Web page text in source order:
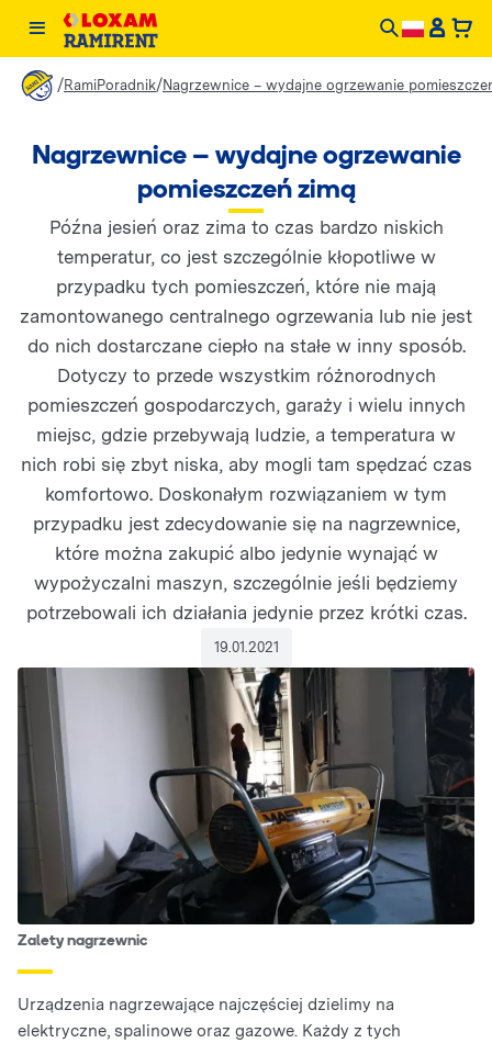
/RamiPoradnik/Nagrzewnice – wydajne ogrzewanie
Nagrzewnice – wydajne ogrzewanie
pomieszczeń zimą
Późna jesień oraz zima to czas bardzo niskich
temperatur, co jest szczególnie kłopotliwe w
przypadku tych pomieszczeń, które nie mają
zamontowanego centralnego ogrzewania lub nie jest
do nich dostarczane ciepło na stałe w inny sposób.
Dotyczy to przede wszystkim różnorodnych
pomieszczeń gospodarczych, garaży i wielu innych
miejsc, gdzie przebywają ludzie, a temperatura w
nich robi się zbyt niska, aby mogli tam spędzać czas
komfortowo. Doskonałym rozwiązaniem w tym
przypadku jest zdecydowanie się na nagrzewnice,
które można zakupić albo jedynie wynająć w
wypożyczalni maszyn, szczególnie jeśli będziemy
potrzebowali ich działania jedynie przez krótki czas.
19.01.2021
Zalety nagrzewnic
Urządzenia nagrzewające najczęściej dzielimy na
elektryczne, spalinowe oraz gazowe. Każdy z tych